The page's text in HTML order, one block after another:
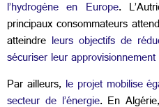
l’hydrogène en Europe.
principaux consommateurs
atteindre leurs objectifs de
sécuriser leur
Par ailleurs, le projet mobilise
secteur de l’énergie. En Algérie,